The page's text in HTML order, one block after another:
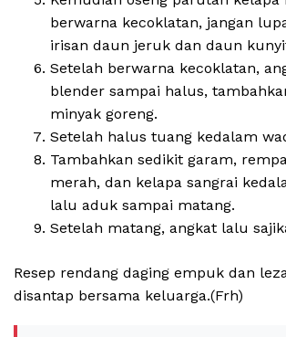
berwarna kecoklatan, jangan
irisan daun jeruk dan daun
Setelah berwarna kecoklatan,
blender sampai halus,
minyak goreng.
Setelah halus tuang kedalam
Tambahkan sedikit garam,
merah, dan kelapa sangrai
lalu aduk sampai matang.
Setelah matang, angkat lalu
Resep rendang daging empuk dan
disantap bersama keluarga.(Frh)